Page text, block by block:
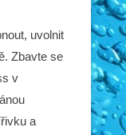
uvolnit
Zbavte se
v
a